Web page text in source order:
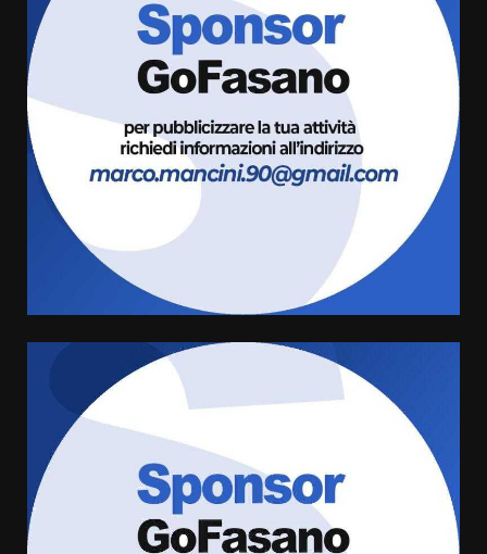
Fasanese ferito a colpi di arma
da fuoco
6 Agosto 2026 18:13
Carta d’identità: continua il piano
di aperture straordinarie del
Comune di Fasano
cittadina di Fratelli d’Italia,
pronta a tornare in Consiglio
comunale
6 Agosto 2026 08:00
Cura dei beni comuni e
cittadinanza attiva: online
l’avviso per la gestione
condivisa della Villetta di
Laureto